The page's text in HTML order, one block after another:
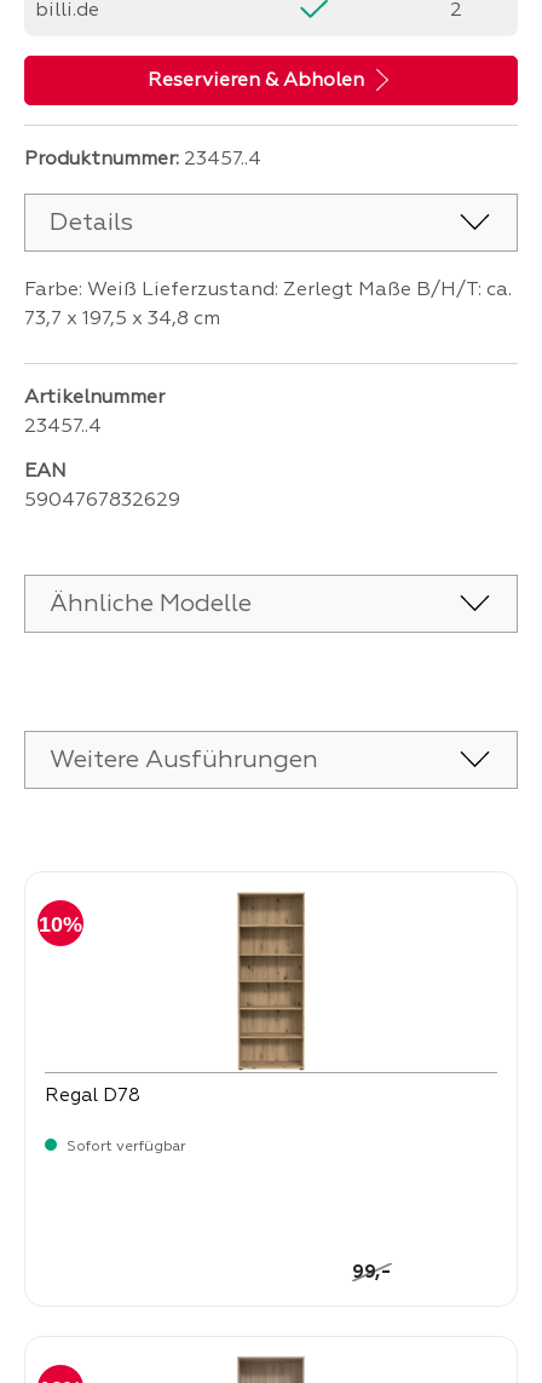
billi.de 2
Reservieren & Abholen
Produktnummer: 23457..4
Details
Farbe: Weiß Lieferzustand: Zerlegt Maße B/H/T: ca.
73,7 x 197,5 x 34,8 cm
Artikelnummer
23457..4
EAN
5904767832629
Ähnliche Modelle
Weitere Ausführungen
10%
Regal D78
Sofort verfügbar
Regulärer Preis:
99,-